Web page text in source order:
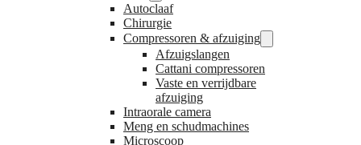
Autoclaaf
Chirurgie
Compressoren & afzuiging
Afzuigslangen
Cattani compressoren
Vaste en verrijdbare
afzuiging
Intraorale camera
Meng en schudmachines
Microscoop